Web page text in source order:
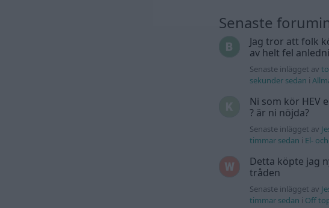
Senaste
Jag tror att folk
av helt fel
Senaste inlägget av
sekunder sedan i
Ni som kör HEV
? är ni nöjda?
Senaste inlägget av
timmar sedan i El-
Detta köpte jag
tråden
Senaste inlägget av
timmar sedan i Off